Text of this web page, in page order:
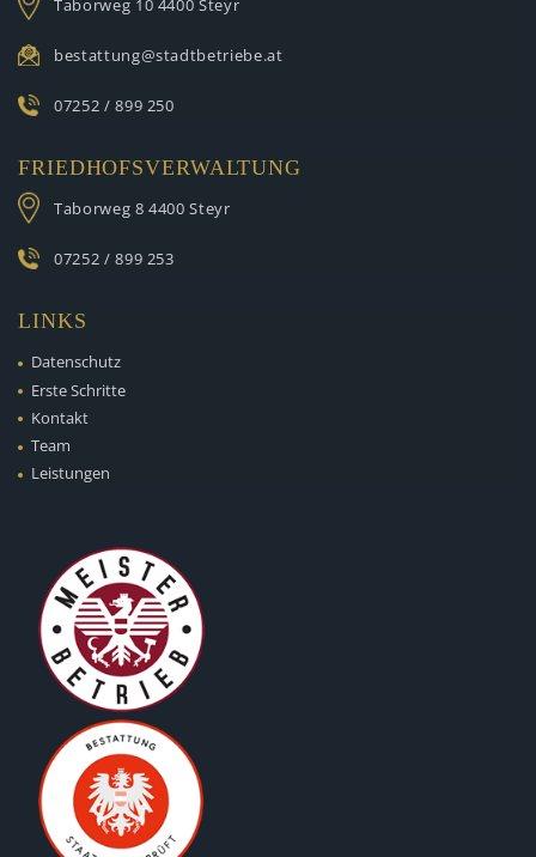
Taborweg 10 4400 Steyr
bestattung@stadtbetriebe.at
07252 / 899 250
FRIEDHOFSVERWALTUNG
Taborweg 8 4400 Steyr
07252 / 899 253
LINKS
Datenschutz
Erste Schritte
Kontakt
Team
Leistungen